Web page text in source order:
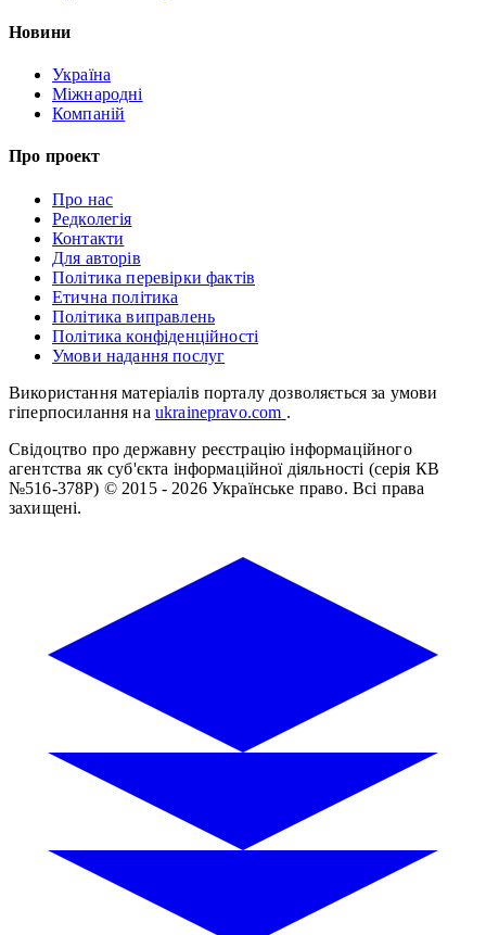
Новини
Україна
Міжнародні
Компаній
Про проект
Про нас
Редколегія
Контакти
Для авторів
Політика перевірки фактів
Етична політика
Політика виправлень
Політика конфіденційності
Умови надання послуг
Використання матеріалів порталу дозволяється за умови
гіперпосилання на ukrainepravo.com .
Свідоцтво про державну реєстрацію інформаційного
агентства як суб'єкта інформаційної діяльності (серія КВ
№516-378Р) © 2015 - 2026 Українське право. Всі права
захищені.